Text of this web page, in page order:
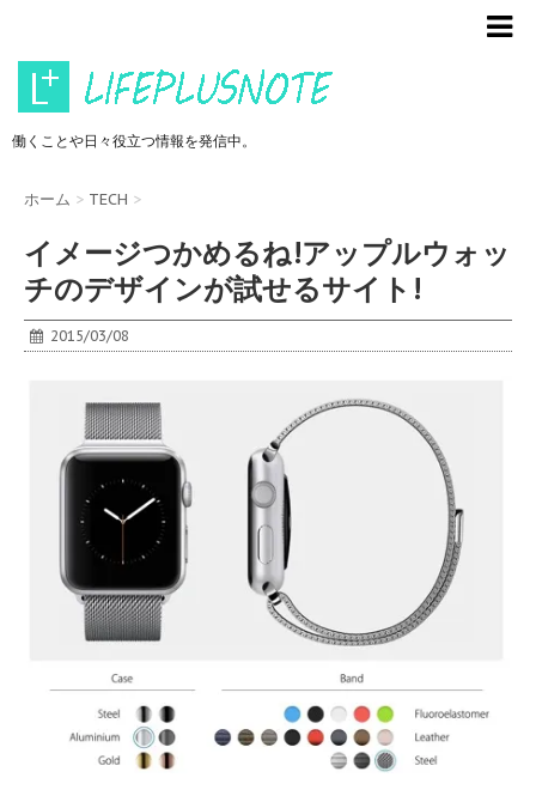
働くことや日々役立つ情報を発信中。
ホーム > TECH >
イメージつかめるね!アップルウォッ
チのデザインが試せるサイト!
2015/03/08